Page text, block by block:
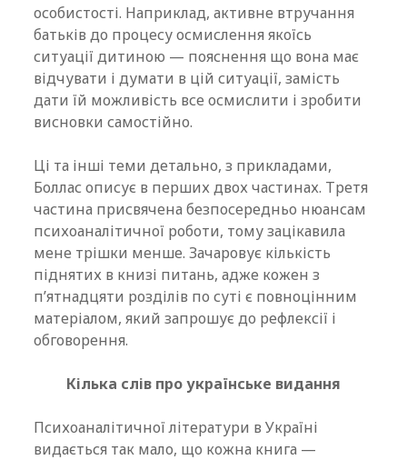
особистості. Наприклад, активне втручання
батьків до процесу осмислення якоїсь
ситуації дитиною — пояснення що вона має
відчувати і думати в цій ситуації, замість
дати їй можливість все осмислити і зробити
висновки самостійно.
Ці та інші теми детально, з прикладами,
Боллас описує в перших двох частинах. Третя
частина присвячена безпосередньо нюансам
психоаналітичної роботи, тому зацікавила
мене трішки менше. Зачаровує кількість
піднятих в книзі питань, адже кожен з
п’ятнадцяти розділів по суті є повноцінним
матеріалом, який запрошує до рефлексії і
обговорення.
Кілька слів про українське видання
Психоаналітичної літератури в Україні
видається так мало, що кожна книга —